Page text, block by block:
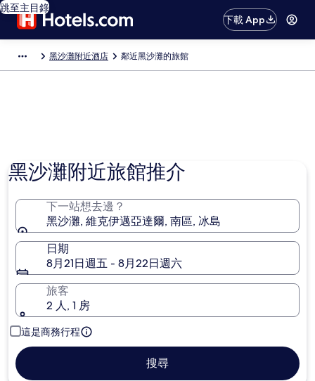
跳至主目錄
下載 App
黑沙灘附近酒店 鄰近黑沙灘的旅館
黑沙灘附近旅館推介
下一站想去邊？
黑沙灘, 維克伊邁亞達爾, 南區, 冰島
日期
8月21日週五 - 8月22日週六
旅客
2 人, 1 房
這是商務行程
搜尋